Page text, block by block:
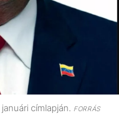
címlapján. FORRÁS